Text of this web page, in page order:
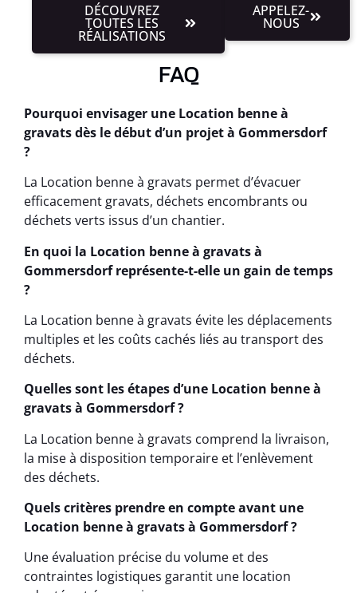
DÉCOUVREZ
TOUTES LES
RÉALISATIONS
APPELEZ-
NOUS
FAQ
Pourquoi envisager une Location benne à
gravats dès le début d’un projet à Gommersdorf
?
La Location benne à gravats permet d’évacuer
efficacement gravats, déchets encombrants ou
déchets verts issus d’un chantier.
En quoi la Location benne à gravats à
Gommersdorf représente-t-elle un gain de temps
?
La Location benne à gravats évite les déplacements
multiples et les coûts cachés liés au transport des
déchets.
Quelles sont les étapes d’une Location benne à
gravats à Gommersdorf ?
La Location benne à gravats comprend la livraison,
la mise à disposition temporaire et l’enlèvement
des déchets.
Quels critères prendre en compte avant une
Location benne à gravats à Gommersdorf ?
Une évaluation précise du volume et des
contraintes logistiques garantit une location